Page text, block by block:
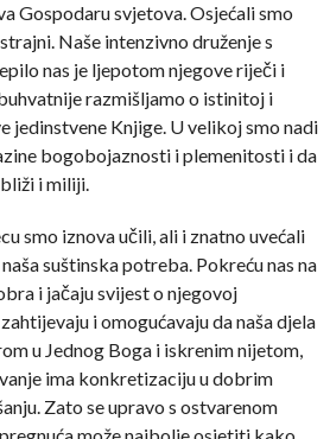
Gospodaru svjetova. Osjećali smo
Naše intenzivno druženje s
nas je ljepotom njegove riječi i
razmišljamo o istinitoj i
jedinstvene Knjige. U velikoj smo nadi
bogobojaznosti i plemenitosti i da
i miliji.
smo iznova učili, ali i znatno uvećali
suštinska potreba. Pokreću nas na
i jačaju svijest o njegovoj
i omogućavaju da naša djela
u Jednog Boga i iskrenim nijetom,
ima konkretizaciju u dobrim
Zato se upravo s ostvarenom